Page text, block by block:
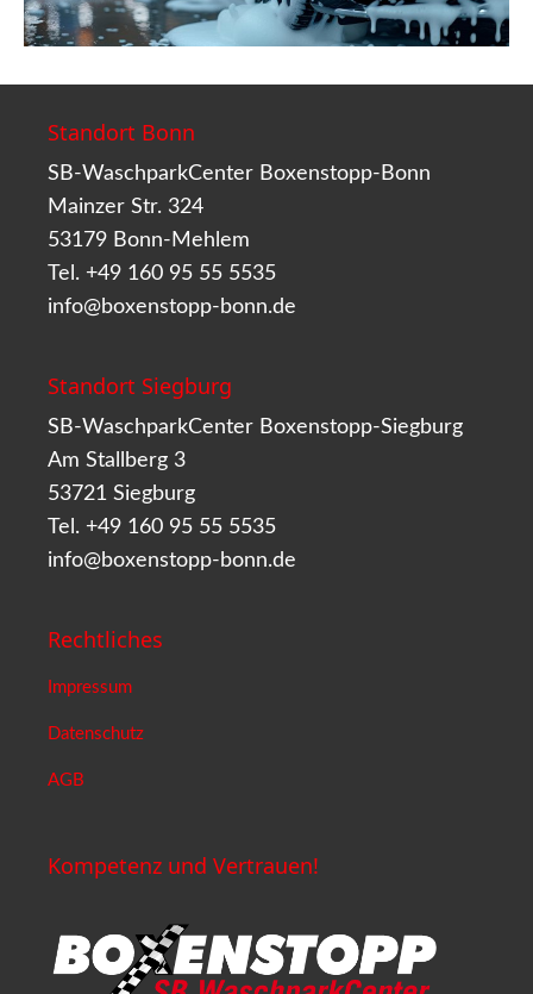
Standort Bonn
SB-WaschparkCenter Boxenstopp-Bonn
Mainzer Str. 324
53179 Bonn-Mehlem
Tel. +49 160 95 55 5535
info@boxenstopp-bonn.de
Standort Siegburg
SB-WaschparkCenter Boxenstopp-Siegburg
Am Stallberg 3
53721 Siegburg
Tel. +49 160 95 55 5535
info@boxenstopp-bonn.de
Rechtliches
Impressum
Datenschutz
AGB
Kompetenz und Vertrauen!